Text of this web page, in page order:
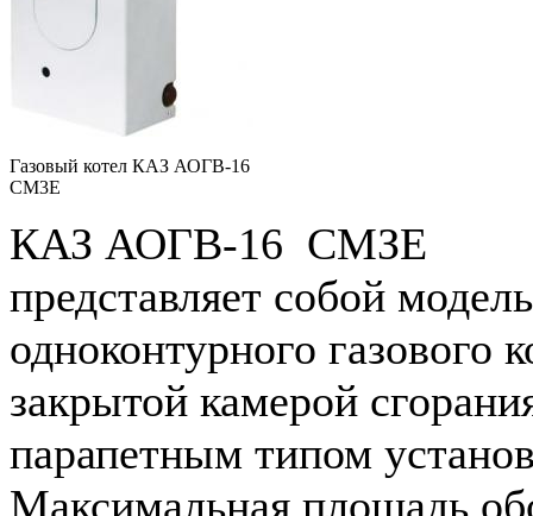
Газовый котел КАЗ АОГВ-16
СМ3Е
КАЗ АОГВ-16 СМЗЕ
представляет собой модель
одноконтурного газового
закрытой камерой
парапетным типом
Максимальная площадь